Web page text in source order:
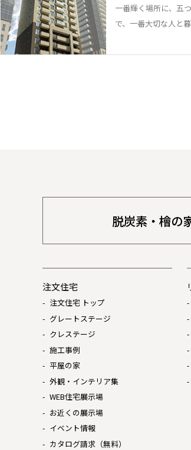
一番輝く場所に、五
で、一番大切な人と暮
脱炭素・檜の
注文住宅
注文住宅 トップ
グレートステージ
クレステージ
施工事例
平屋の家
外観・インテリア集
WEB住宅展示場
お近くの展示場
イベント情報
カタログ請求（無料）